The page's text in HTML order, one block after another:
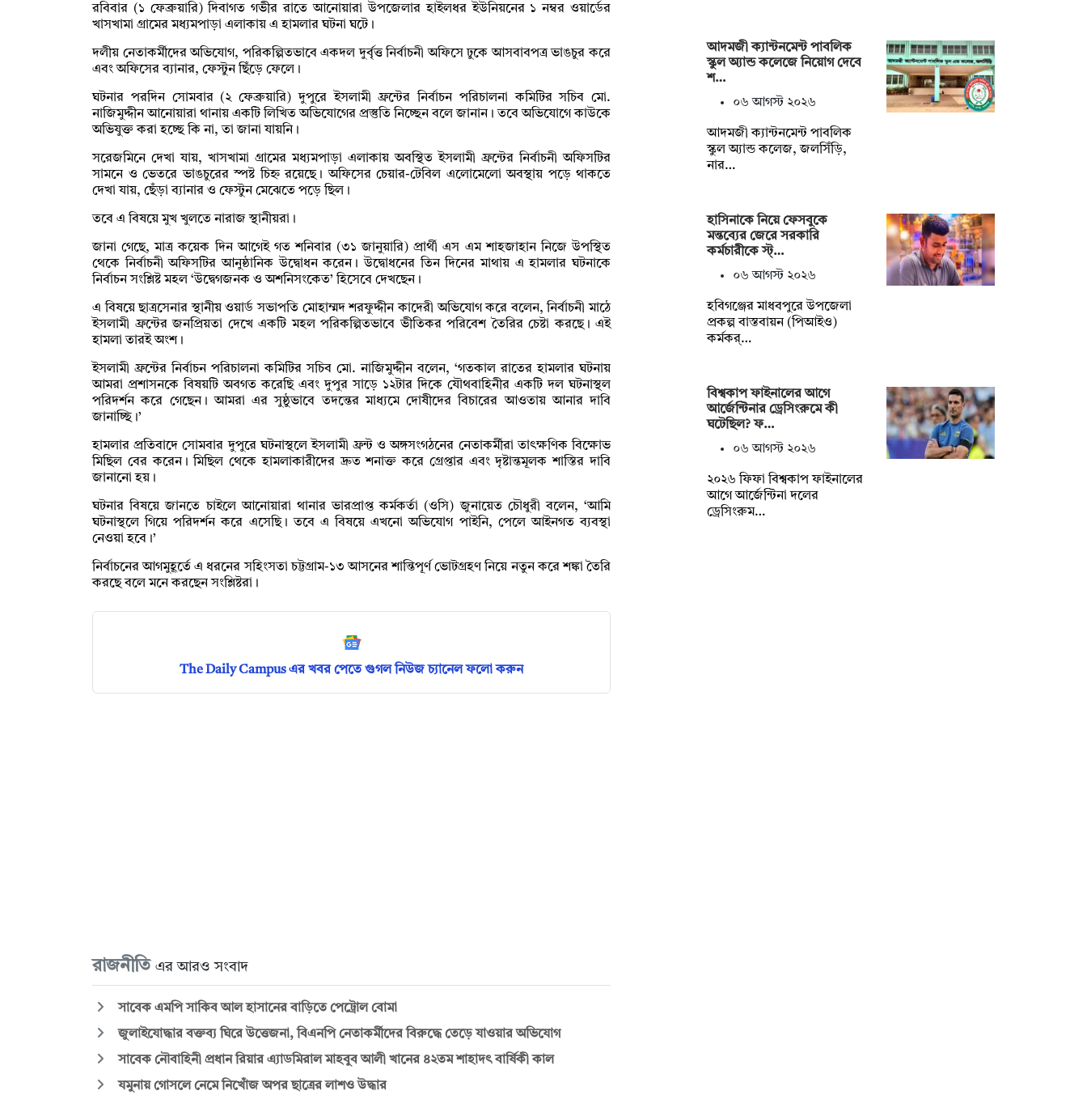
রবিবার (১ ফেব্রুয়ারি) দিবাগত গভীর রাতে আনোয়ারা উপজেলার হাইলধর ইউনিয়নের ১ নম্বর ওয়ার্ডের
খাসখামা গ্রামের মধ্যমপাড়া এলাকায় এ হামলার ঘটনা ঘটে।
দলীয় নেতাকর্মীদের অভিযোগ, পরিকল্পিতভাবে একদল দুর্বৃত্ত নির্বাচনী অফিসে ঢুকে আসবাবপত্র ভাঙচুর করে
এবং অফিসের ব্যানার, ফেস্টুন ছিঁড়ে ফেলে।
ঘটনার পরদিন সোমবার (২ ফেব্রুয়ারি) দুপুরে ইসলামী ফ্রন্টের নির্বাচন পরিচালনা কমিটির সচিব মো.
নাজিমুদ্দীন আনোয়ারা থানায় একটি লিখিত অভিযোগের প্রস্তুতি নিচ্ছেন বলে জানান। তবে অভিযোগে কাউকে
অভিযুক্ত করা হচ্ছে কি না, তা জানা যায়নি।
সরেজমিনে দেখা যায়, খাসখামা গ্রামের মধ্যমপাড়া এলাকায় অবস্থিত ইসলামী ফ্রন্টের নির্বাচনী অফিসটির
সামনে ও ভেতরে ভাঙচুরের স্পষ্ট চিহ্ন রয়েছে। অফিসের চেয়ার-টেবিল এলোমেলো অবস্থায় পড়ে থাকতে
দেখা যায়, ছেঁড়া ব্যানার ও ফেস্টুন মেঝেতে পড়ে ছিল।
তবে এ বিষয়ে মুখ খুলতে নারাজ স্থানীয়রা।
জানা গেছে, মাত্র কয়েক দিন আগেই গত শনিবার (৩১ জানুয়ারি) প্রার্থী এস এম শাহজাহান নিজে উপস্থিত
থেকে নির্বাচনী অফিসটির আনুষ্ঠানিক উদ্বোধন করেন। উদ্বোধনের তিন দিনের মাথায় এ হামলার ঘটনাকে
নির্বাচন সংশ্লিষ্ট মহল ‘উদ্বেগজনক ও অশনিসংকেত’ হিসেবে দেখছেন।
এ বিষয়ে ছাত্রসেনার স্থানীয় ওয়ার্ড সভাপতি মোহাম্মদ শরফুদ্দীন কাদেরী অভিযোগ করে বলেন, নির্বাচনী মাঠে
ইসলামী ফ্রন্টের জনপ্রিয়তা দেখে একটি মহল পরিকল্পিতভাবে ভীতিকর পরিবেশ তৈরির চেষ্টা করছে। এই
হামলা তারই অংশ।
ইসলামী ফ্রন্টের নির্বাচন পরিচালনা কমিটির সচিব মো. নাজিমুদ্দীন বলেন, ‘গতকাল রাতের হামলার ঘটনায়
আমরা প্রশাসনকে বিষয়টি অবগত করেছি এবং দুপুর সাড়ে ১২টার দিকে যৌথবাহিনীর একটি দল ঘটনাস্থল
পরিদর্শন করে গেছেন। আমরা এর সুষ্ঠুভাবে তদন্তের মাধ্যমে দোষীদের বিচারের আওতায় আনার দাবি
জানাচ্ছি।’
হামলার প্রতিবাদে সোমবার দুপুরে ঘটনাস্থলে ইসলামী ফ্রন্ট ও অঙ্গসংগঠনের নেতাকর্মীরা তাৎক্ষণিক বিক্ষোভ
মিছিল বের করেন। মিছিল থেকে হামলাকারীদের দ্রুত শনাক্ত করে গ্রেপ্তার এবং দৃষ্টান্তমূলক শাস্তির দাবি
জানানো হয়।
ঘটনার বিষয়ে জানতে চাইলে আনোয়ারা থানার ভারপ্রাপ্ত কর্মকর্তা (ওসি) জুনায়েত চৌধুরী বলেন, ‘আমি
ঘটনাস্থলে গিয়ে পরিদর্শন করে এসেছি। তবে এ বিষয়ে এখনো অভিযোগ পাইনি, পেলে আইনগত ব্যবস্থা
নেওয়া হবে।’
নির্বাচনের আগমুহূর্তে এ ধরনের সহিংসতা চট্টগ্রাম-১৩ আসনের শান্তিপূর্ণ ভোটগ্রহণ নিয়ে নতুন করে শঙ্কা তৈরি
করছে বলে মনে করছেন সংশ্লিষ্টরা।
The Daily Campus এর খবর পেতে গুগল নিউজ চ্যানেল ফলো করুন
রাজনীতি এর আরও সংবাদ
সাবেক এমপি সাকিব আল হাসানের বাড়িতে পেট্রোল বোমা
জুলাইযোদ্ধার বক্তব্য ঘিরে উত্তেজনা, বিএনপি নেতাকর্মীদের বিরুদ্ধে তেড়ে যাওয়ার অভিযোগ
সাবেক নৌবাহিনী প্রধান রিয়ার এ্যাডমিরাল মাহবুব আলী খানের ৪২তম শাহাদৎ বার্ষিকী কাল
যমুনায় গোসলে নেমে নিখোঁজ অপর ছাত্রের লাশও উদ্ধার
আদমজী ক্যান্টনমেন্ট পাবলিক
স্কুল অ্যান্ড কলেজে নিয়োগ দেবে
শ…
০৬ আগস্ট ২০২৬
আদমজী ক্যান্টনমেন্ট পাবলিক
স্কুল অ্যান্ড কলেজ, জলসিঁড়ি,
নার…
হাসিনাকে নিয়ে ফেসবুকে
মন্তব্যের জেরে সরকারি
কর্মচারীকে স্ট্…
০৬ আগস্ট ২০২৬
হবিগঞ্জের মাধবপুরে উপজেলা
প্রকল্প বাস্তবায়ন (পিআইও)
কর্মকর্…
বিশ্বকাপ ফাইনালের আগে
আর্জেন্টিনার ড্রেসিংরুমে কী
ঘটেছিল? ফ…
০৬ আগস্ট ২০২৬
২০২৬ ফিফা বিশ্বকাপ ফাইনালের
আগে আর্জেন্টিনা দলের
ড্রেসিংরুম…